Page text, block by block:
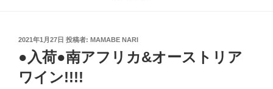
投
日:
2021年1月27日 投稿者: MAMABE NARI
●入荷●南アフリカ&オーストリア
ワイン!!!!